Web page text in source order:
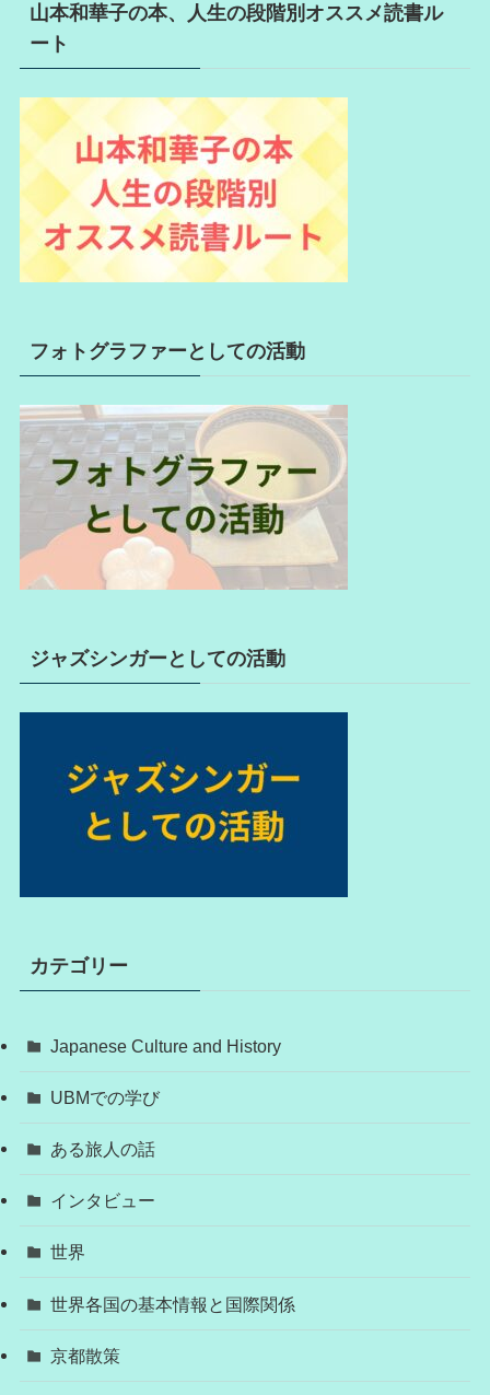
山本和華子の本、人生の段階別オススメ読書ル
ート
フォトグラファーとしての活動
ジャズシンガーとしての活動
カテゴリー
Japanese Culture and History
UBMでの学び
ある旅人の話
インタビュー
世界
世界各国の基本情報と国際関係
京都散策